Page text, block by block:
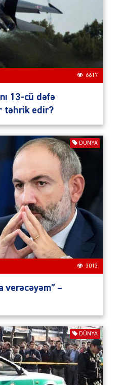
6617
13-cü dəfə
təhrik edir?
DÜNYA
3013
verəcəyəm” –
DÜNYA